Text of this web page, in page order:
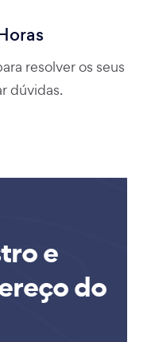
resolver os seus
dúvidas.
e
do